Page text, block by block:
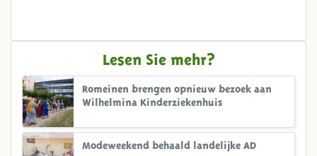
Lesen Sie mehr?
Romeinen brengen opnieuw bezoek aan
Wilhelmina Kinderziekenhuis
Modeweekend behaald landelijke AD